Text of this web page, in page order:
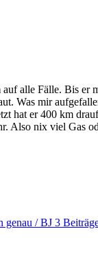
alle Fälle. Bis er
Was mir
hat er 400 km
Also nix viel Gas
genau / BJ 3